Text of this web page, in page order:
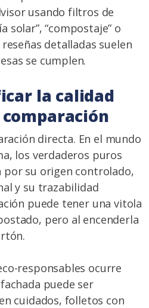
usando filtros de
solar”, “compostaje” o
reseñas detalladas suelen
se cumplen.
la calidad
directa. En el mundo
los verdaderos puros
por su origen controlado,
y su trazabilidad
puede tener una vitola
pero al encenderla
responsables ocurre
puede ser
cuidados, folletos con